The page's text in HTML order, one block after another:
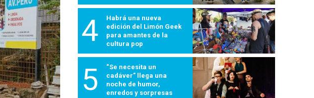
4
Habrá una nueva
edición del Limón Geek
para amantes de la
cultura pop
5
“Se necesita un
cadáver” llega una
noche de humor,
enredos y sorpresas